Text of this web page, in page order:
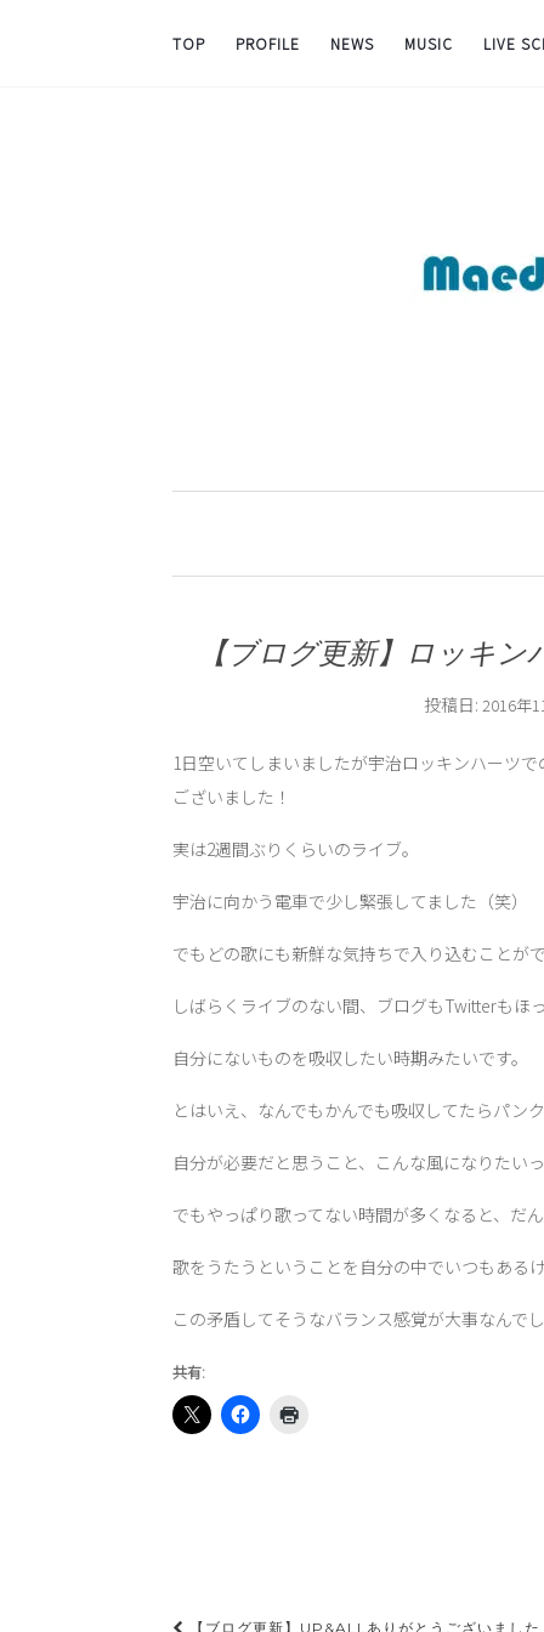
TOP PROFILE NEWS MUSIC LIVE
【ブログ更新】ロッキ
投稿日: 2016年
1日空いてしまいましたが宇治ロッキンハーツ
ございました！
実は2週間ぶりくらいのライブ。
宇治に向かう電車で少し緊張してました（笑）
でもどの歌にも新鮮な気持ちで入り込むこと
しばらくライブのない間、ブログもTwitterもほ
自分にないものを吸収したい時期みたいです。
とはいえ、なんでもかんでも吸収してたらパンク
自分が必要だと思うこと、こんな風になりたい
でもやっぱり歌ってない時間が多くなると、だ
歌をうたうということを自分の中でいつもある
この矛盾してそうなバランス感覚が大事なんでし
共有:
【ブログ更新】UP&ALLありがとうございました